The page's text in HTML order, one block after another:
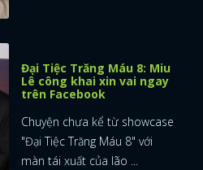
Đại Tiệc Trăng Máu 8: Miu
Lê công khai xin vai ngay
trên Facebook
Chuyện chưa kể từ showcase
"Đại Tiệc Trăng Máu 8" với
màn tái xuất của lão ...